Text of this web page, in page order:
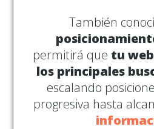
También
permitirá que tu
los principales
escalando
progresiva hasta